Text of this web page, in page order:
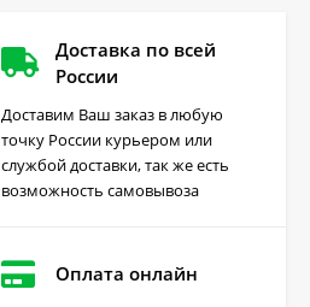
Доставка по всей
России
Доставим Ваш заказ в любую
точку России курьером или
службой доставки, так же есть
возможность самовывоза
Оплата онлайн